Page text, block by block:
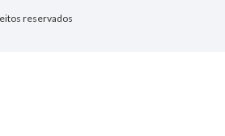
reservados